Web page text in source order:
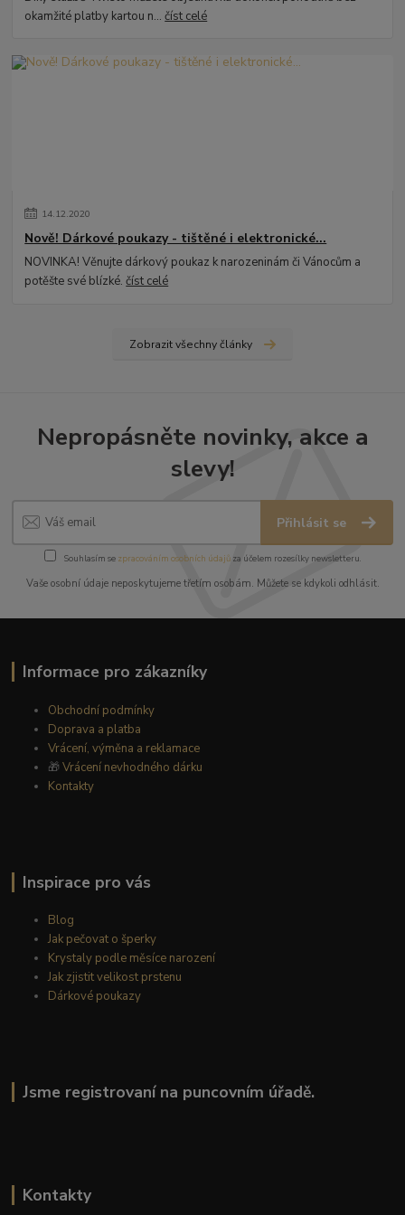
okamžité platby kartou n...číst celé
14.12.2020
Nově! Dárkové poukazy - tištěné i elektronické...
NOVINKA! Věnujte dárkový poukaz k narozeninám či Vánocům a
potěšte své blízké.číst celé
Zobrazit všechny články
Nepropásněte novinky, akce a
slevy!
Přihlásit se
Souhlasím se zpracováním osobních údajůza účelem rozesílky newsletteru.
Vaše osobní údaje neposkytujeme třetím osobám. Můžete se kdykoli odhlásit.
Informace pro zákazníky
Obchodní podmínky
Doprava a platba
Vrácení, výměna a reklamace
🎁Vrácení nevhodného dárku
Kontakty
Inspirace pro vás
Blog
Jak pečovat o šperky
Krystaly podle měsíce narození
Jak zjistit velikost prstenu
Dárkové poukazy
Jsme registrovaní na puncovním úřadě.
Kontakty